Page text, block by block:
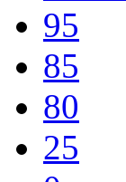
95
85
80
25